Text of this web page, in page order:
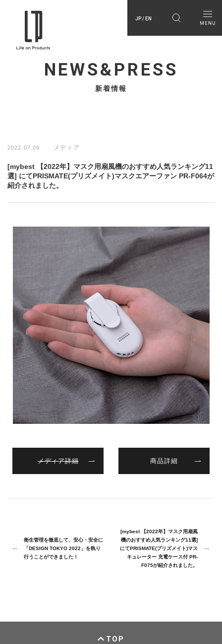
JP / EN
NEWS&PRESS
新着情報
2022.07.09 メディア
[mybest 【2022年】マスク用扇風機のおすすめ人気ランキング11
選] にてPRISMATE(プリズメイト)マスクエアーファン PR-F064が
紹介されました。
メディア詳細 商品詳細
衛生管理を徹底して、安心・安全に
「DESIGN TOKYO 2022」を執り
行うことができました！
[mybest 【2022年】マスク用扇風
機のおすすめ人気ランキング11選]
にてPRISMATE(プリズメイト)マス
キュレーター 充電ケース付 PR-
F075が紹介されました。
TOP